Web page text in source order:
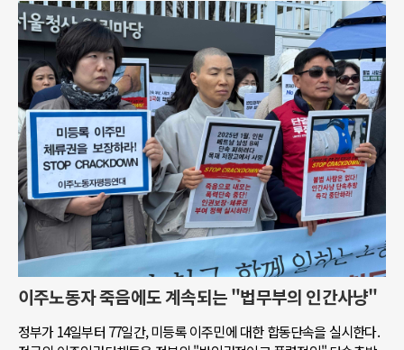
이주노동자 죽음에도 계속되는 "법무부의 인간사냥"
정부가 14일부터 77일간, 미등록 이주민에 대한 합동단속을 실시한다.